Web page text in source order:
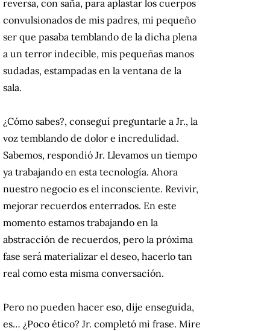
reversa, con saña, para aplastar los cuerpos
convulsionados de mis padres, mi pequeño
ser que pasaba temblando de la dicha plena
a un terror indecible, mis pequeñas manos
sudadas, estampadas en la ventana de la
sala.
¿Cómo sabes?, conseguí preguntarle a Jr., la
voz temblando de dolor e incredulidad.
Sabemos, respondió Jr. Llevamos un tiempo
ya trabajando en esta tecnología. Ahora
nuestro negocio es el inconsciente. Revivir,
mejorar recuerdos enterrados. En este
momento estamos trabajando en la
abstracción de recuerdos, pero la próxima
fase será materializar el deseo, hacerlo tan
real como esta misma conversación.
Pero no pueden hacer eso, dije enseguida,
es… ¿Poco ético? Jr. completó mi frase. Mire